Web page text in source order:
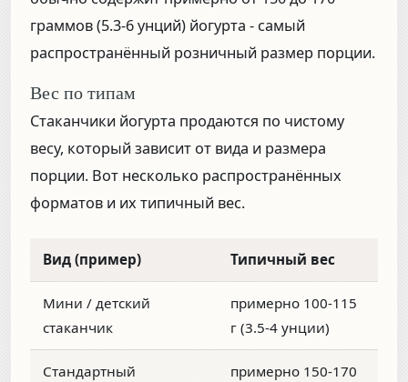
граммов (5.3-6 унций) йогурта - самый
распространённый розничный размер порции.
Вес по типам
Стаканчики йогурта продаются по чистому
весу, который зависит от вида и размера
порции. Вот несколько распространённых
форматов и их типичный вес.
Вид (пример) Типичный вес
Мини / детский
стаканчик
примерно 100-115
г (3.5-4 унции)
Стандартный
примерно 150-170